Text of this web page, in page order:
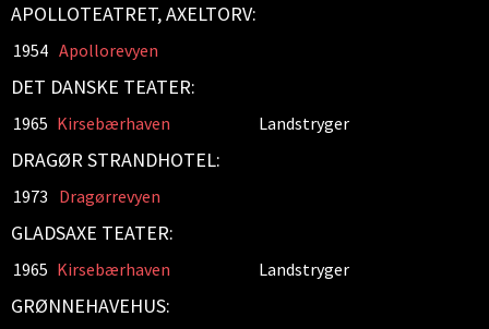
APOLLOTEATRET, AXELTORV:
1954 Apollorevyen
DET DANSKE TEATER:
1965 Kirsebærhaven Landstryger
DRAGØR STRANDHOTEL:
1973 Dragørrevyen
GLADSAXE TEATER:
1965 Kirsebærhaven Landstryger
GRØNNEHAVEHUS: